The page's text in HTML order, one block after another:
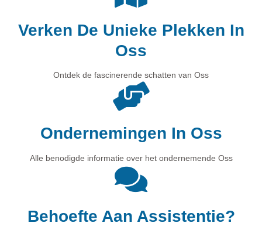
Verken De Unieke Plekken In
Oss
Ontdek de fascinerende schatten van Oss
Ondernemingen In Oss
Alle benodigde informatie over het ondernemende Oss
Behoefte Aan Assistentie?